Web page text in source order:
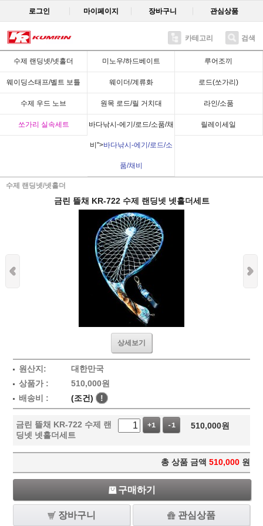
로그인 마이페이지 장바구니 관심상품
카테고리 검색
수제 랜딩넷/넷홀더 미노우/하드베이트 루어조끼
웨이딩스태프/벨트 보틀 웨이더/계류화 로드(쏘가리)
수제 우드 노브 원목 로드/릴 거치대 라인/소품
쏘가리 실속세트 바다낚시-에기/로드/소품/채
비">바다낚시-에기/로드/소
품/채비
릴레이세일
수제 랜딩넷/넷홀더
Recent
금린 뜰채 KR-722 수제 랜딩넷 넷홀더세트
상세보기
원산지:
대한만국
상품가 :
510,000원
배송비 :
(조건) !
금린 뜰채 KR-722 수제 랜
딩넷 넷홀더세트
+1 -1 510,000원
총 상품 금액 510,000 원
구매하기
장바구니 관심상품